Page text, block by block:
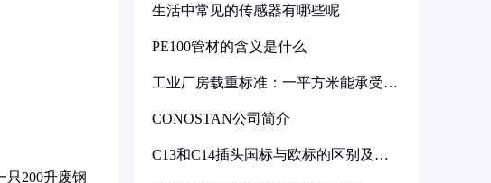
只200升废钢
生活中常见的传感器有哪些呢
PE100管材的含义是什么
工业厂房载重标准：一平方米能承受多
CONOSTAN公司简介
C13和C14插头国标与欧标的区别及其